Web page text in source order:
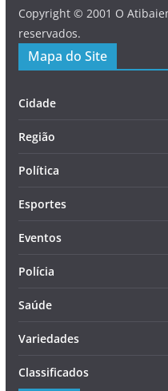
Copyright © 2001 O
reservados.
Mapa do Site
Cidade
Região
Política
Esportes
Eventos
Polícia
Saúde
Variedades
Classificados